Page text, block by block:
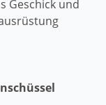
Geschick und